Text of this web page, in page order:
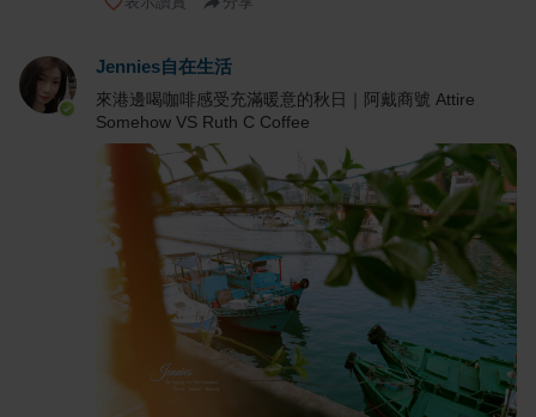
Jennies自在生活
來港邊喝咖啡感受充滿暖意的秋日｜阿戴商號 Attire
Somehow VS Ruth C Coffee